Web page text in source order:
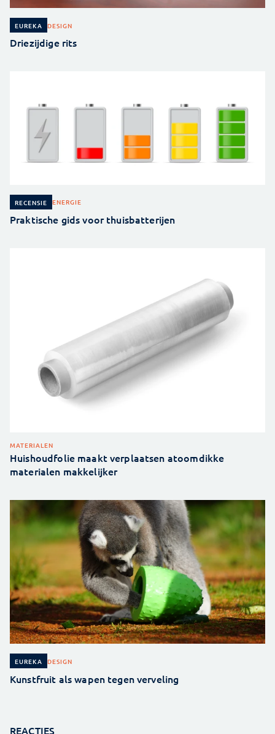
EUREKA DESIGN
Driezijdige rits
RECENSIE ENERGIE
Praktische gids voor thuisbatterijen
MATERIALEN
Huishoudfolie maakt verplaatsen atoomdikke
materialen makkelijker
EUREKA DESIGN
Kunstfruit als wapen tegen verveling
REACTIES